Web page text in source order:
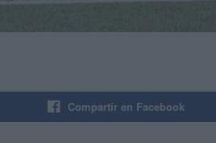
Compartir en Facebook